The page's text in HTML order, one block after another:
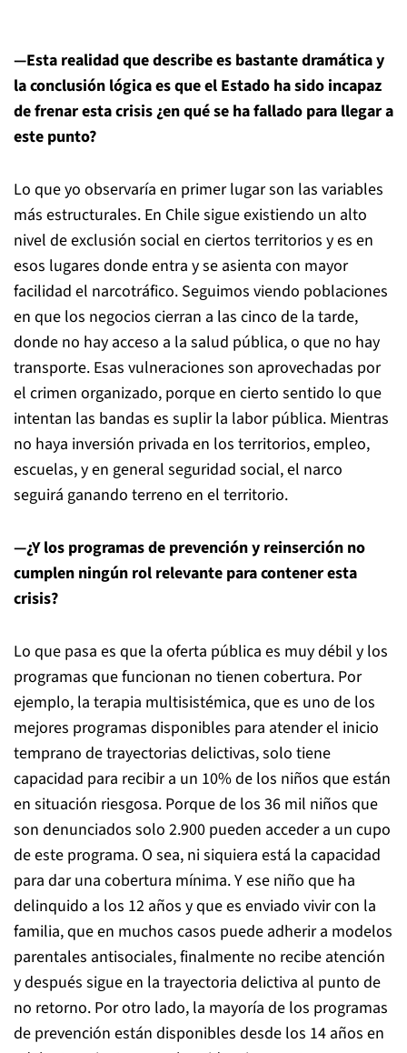
—Esta realidad que describe es bastante dramática y
la conclusión lógica es que el Estado ha sido incapaz
de frenar esta crisis ¿en qué se ha fallado para llegar a
este punto?
Lo que yo observaría en primer lugar son las variables
más estructurales. En Chile sigue existiendo un alto
nivel de exclusión social en ciertos territorios y es en
esos lugares donde entra y se asienta con mayor
facilidad el narcotráfico. Seguimos viendo poblaciones
en que los negocios cierran a las cinco de la tarde,
donde no hay acceso a la salud pública, o que no hay
transporte. Esas vulneraciones son aprovechadas por
el crimen organizado, porque en cierto sentido lo que
intentan las bandas es suplir la labor pública. Mientras
no haya inversión privada en los territorios, empleo,
escuelas, y en general seguridad social, el narco
seguirá ganando terreno en el territorio.
—¿Y los programas de prevención y reinserción no
cumplen ningún rol relevante para contener esta
crisis?
Lo que pasa es que la oferta pública es muy débil y los
programas que funcionan no tienen cobertura. Por
ejemplo, la terapia multisistémica, que es uno de los
mejores programas disponibles para atender el inicio
temprano de trayectorias delictivas, solo tiene
capacidad para recibir a un 10% de los niños que están
en situación riesgosa. Porque de los 36 mil niños que
son denunciados solo 2.900 pueden acceder a un cupo
de este programa. O sea, ni siquiera está la capacidad
para dar una cobertura mínima. Y ese niño que ha
delinquido a los 12 años y que es enviado vivir con la
familia, que en muchos casos puede adherir a modelos
parentales antisociales, finalmente no recibe atención
y después sigue en la trayectoria delictiva al punto de
no retorno. Por otro lado, la mayoría de los programas
de prevención están disponibles desde los 14 años en